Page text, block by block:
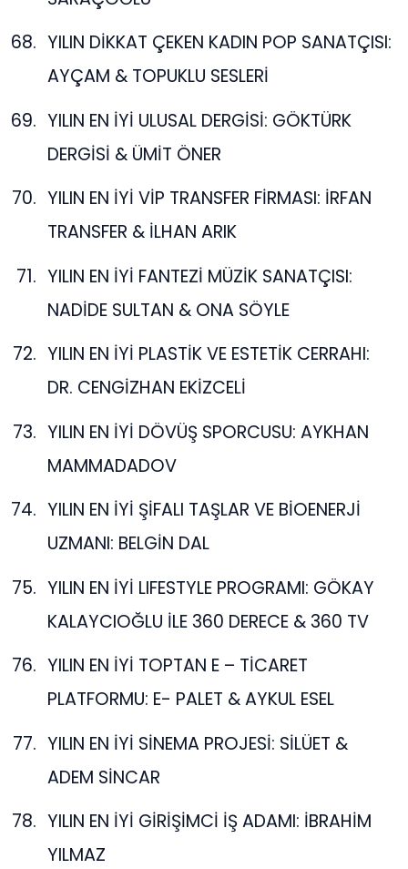
YILIN DİKKAT ÇEKEN KADIN POP SANATÇISI:
AYÇAM & TOPUKLU SESLERİ
YILIN EN İYİ ULUSAL DERGİSİ: GÖKTÜRK
DERGİSİ & ÜMİT ÖNER
YILIN EN İYİ VİP TRANSFER FİRMASI: İRFAN
TRANSFER & İLHAN ARIK
YILIN EN İYİ FANTEZİ MÜZİK SANATÇISI:
NADİDE SULTAN & ONA SÖYLE
YILIN EN İYİ PLASTİK VE ESTETİK CERRAHI:
DR. CENGİZHAN EKİZCELİ
YILIN EN İYİ DÖVÜŞ SPORCUSU: AYKHAN
MAMMADADOV
YILIN EN İYİ ŞİFALI TAŞLAR VE BİOENERJİ
UZMANI: BELGİN DAL
YILIN EN İYİ LIFESTYLE PROGRAMI: GÖKAY
KALAYCIOĞLU İLE 360 DERECE & 360 TV
YILIN EN İYİ TOPTAN E – TİCARET
PLATFORMU: E- PALET & AYKUL ESEL
YILIN EN İYİ SİNEMA PROJESİ: SİLÜET &
ADEM SİNCAR
YILIN EN İYİ GİRİŞİMCİ İŞ ADAMI: İBRAHİM
YILMAZ